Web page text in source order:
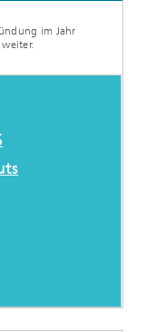
im Jahr